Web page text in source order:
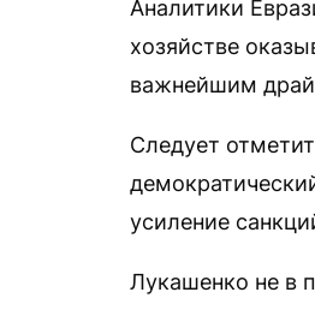
Аналитики
хозяйстве
важнейшим
Следует
усиление
Лукашенко не в